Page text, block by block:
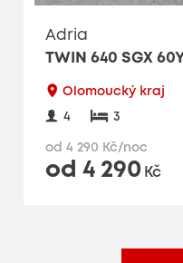
Adria
TWIN 640 SGX
Olomoucký kraj
4 3
od 4 290 Kč/noc
od 4 290 Kč